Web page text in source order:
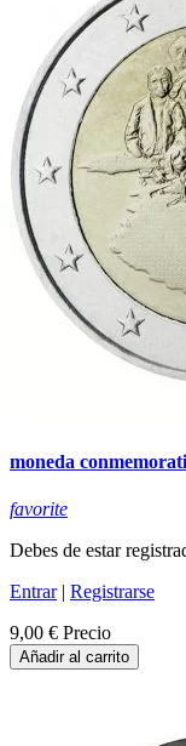
moneda
favorite
Debes de estar
Entrar| Registrarse
9,00 € Precio
Añadir al carrito